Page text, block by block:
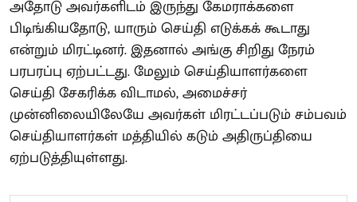
அதோடு அவர்களிடம் இருந்து கேமராக்களை
பிடிங்கியதோடு, யாரும் செய்தி எடுக்கக் கூடாது
என்றும் மிரட்டினர். இதனால் அங்கு சிறிது நேரம்
பரபரப்பு ஏற்பட்டது. மேலும் செய்தியாளர்களை
செய்தி சேகரிக்க விடாமல், அமைச்சர்
முன்னிலையிலேயே அவர்கள் மிரட்டப்படும் சம்பவம்
செய்தியாளர்கள் மத்தியில் கடும் அதிருப்தியை
ஏற்படுத்தியுள்ளது.